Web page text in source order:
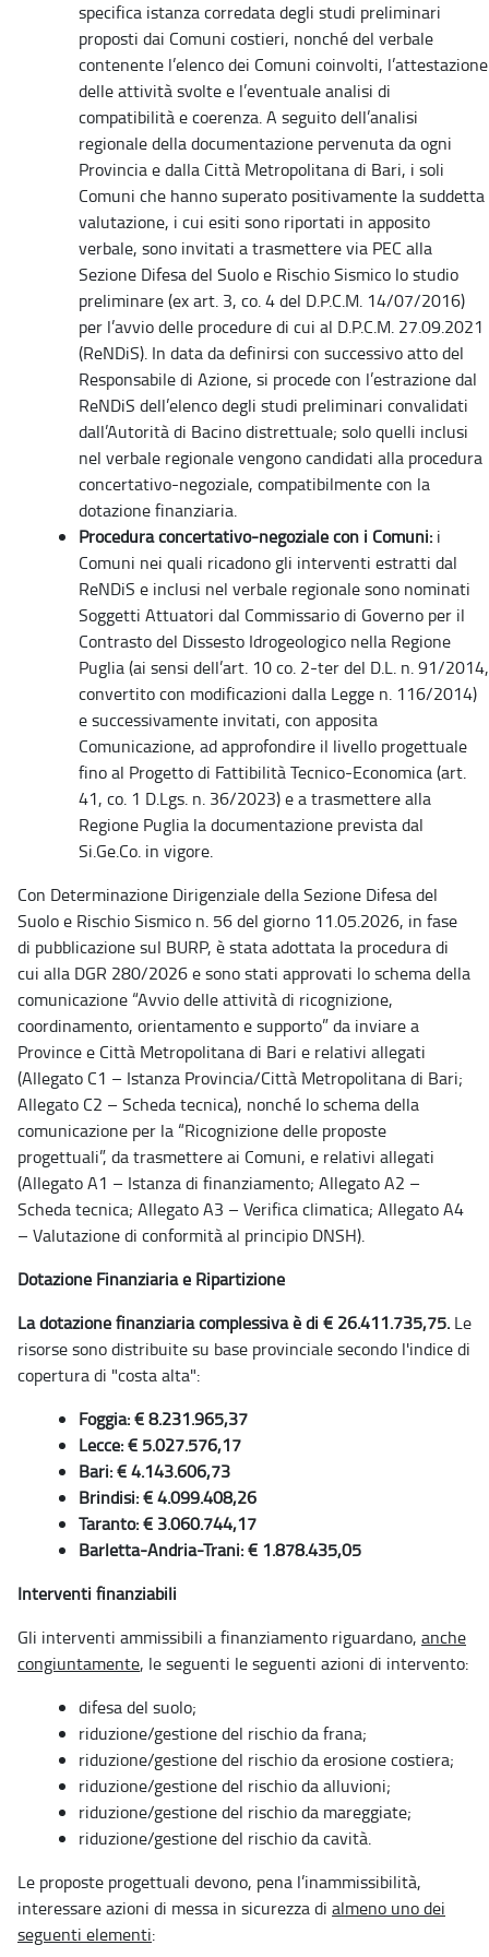
specifica istanza corredata degli studi preliminari
proposti dai Comuni costieri, nonché del verbale
contenente l’elenco dei Comuni coinvolti, l’attestazione
delle attività svolte e l’eventuale analisi di
compatibilità e coerenza. A seguito dell’analisi
regionale della documentazione pervenuta da ogni
Provincia e dalla Città Metropolitana di Bari, i soli
Comuni che hanno superato positivamente la suddetta
valutazione, i cui esiti sono riportati in apposito
verbale, sono invitati a trasmettere via PEC alla
Sezione Difesa del Suolo e Rischio Sismico lo studio
preliminare (ex art. 3, co. 4 del D.P.C.M. 14/07/2016)
per l’avvio delle procedure di cui al D.P.C.M. 27.09.2021
(ReNDiS). In data da definirsi con successivo atto del
Responsabile di Azione, si procede con l’estrazione dal
ReNDiS dell’elenco degli studi preliminari convalidati
dall’Autorità di Bacino distrettuale; solo quelli inclusi
nel verbale regionale vengono candidati alla procedura
concertativo-negoziale, compatibilmente con la
dotazione finanziaria.
Procedura concertativo-negoziale con i Comuni: i
Comuni nei quali ricadono gli interventi estratti dal
ReNDiS e inclusi nel verbale regionale sono nominati
Soggetti Attuatori dal Commissario di Governo per il
Contrasto del Dissesto Idrogeologico nella Regione
Puglia (ai sensi dell’art. 10 co. 2-ter del D.L. n. 91/2014,
convertito con modificazioni dalla Legge n. 116/2014)
e successivamente invitati, con apposita
Comunicazione, ad approfondire il livello progettuale
fino al Progetto di Fattibilità Tecnico-Economica (art.
41, co. 1 D.Lgs. n. 36/2023) e a trasmettere alla
Regione Puglia la documentazione prevista dal
Si.Ge.Co. in vigore.
Con Determinazione Dirigenziale della Sezione Difesa del
Suolo e Rischio Sismico n. 56 del giorno 11.05.2026, in fase
di pubblicazione sul BURP, è stata adottata la procedura di
cui alla DGR 280/2026 e sono stati approvati lo schema della
comunicazione “Avvio delle attività di ricognizione,
coordinamento, orientamento e supporto” da inviare a
Province e Città Metropolitana di Bari e relativi allegati
(Allegato C1 – Istanza Provincia/Città Metropolitana di Bari;
Allegato C2 – Scheda tecnica), nonché lo schema della
comunicazione per la “Ricognizione delle proposte
progettuali”, da trasmettere ai Comuni, e relativi allegati
(Allegato A1 – Istanza di finanziamento; Allegato A2 –
Scheda tecnica; Allegato A3 – Verifica climatica; Allegato A4
– Valutazione di conformità al principio DNSH).
Dotazione Finanziaria e Ripartizione
La dotazione finanziaria complessiva è di € 26.411.735,75. Le
risorse sono distribuite su base provinciale secondo l'indice di
copertura di "costa alta":
Foggia: € 8.231.965,37
Lecce: € 5.027.576,17
Bari: € 4.143.606,73
Brindisi: € 4.099.408,26
Taranto: € 3.060.744,17
Barletta-Andria-Trani: € 1.878.435,05
Interventi finanziabili
Gli interventi ammissibili a finanziamento riguardano, anche
congiuntamente, le seguenti le seguenti azioni di intervento:
difesa del suolo;
riduzione/gestione del rischio da frana;
riduzione/gestione del rischio da erosione costiera;
riduzione/gestione del rischio da alluvioni;
riduzione/gestione del rischio da mareggiate;
riduzione/gestione del rischio da cavità.
Le proposte progettuali devono, pena l’inammissibilità,
interessare azioni di messa in sicurezza di almeno uno dei
seguenti elementi: